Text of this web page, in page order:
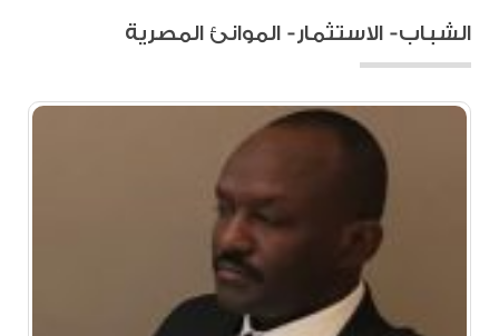
الشباب- الاستثمار- الموانئ المصرية